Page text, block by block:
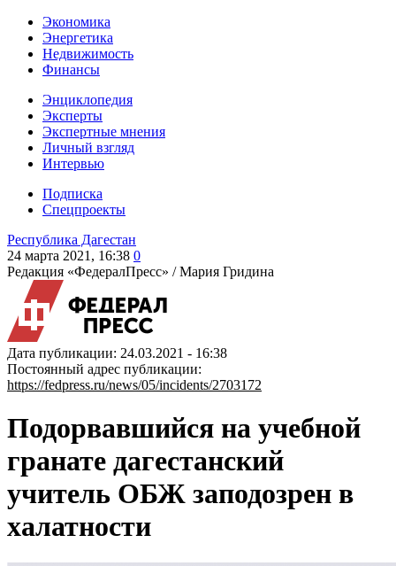
Экономика
Энергетика
Недвижимость
Финансы
Энциклопедия
Эксперты
Экспертные мнения
Личный взгляд
Интервью
Подписка
Спецпроекты
Республика Дагестан
24 марта 2021, 16:38 0
Редакция «ФедералПресс» /Мария Гридина
Дата публикации: 24.03.2021 - 16:38
Постоянный адрес публикации:
https://fedpress.ru/news/05/incidents/2703172
Подорвавшийся на учебной
гранате дагестанский
учитель ОБЖ заподозрен в
халатности